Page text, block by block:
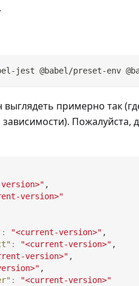
.
jest @babel/preset-env
выглядеть примерно так
Пожалуйста,
,
version>"
: "<current-version>" ,
: "<current-version>" ,
version>" ,
,
:
"<current-version>"